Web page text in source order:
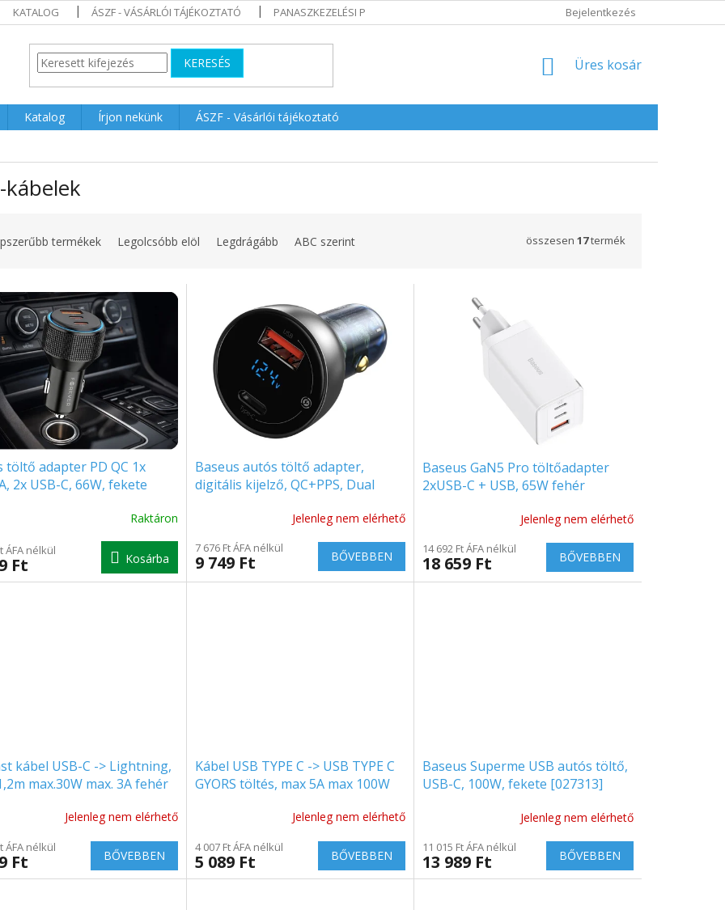
KATALOG ÁSZF - VÁSÁRLÓI TÁJÉKOZTATÓ PANASZKEZELÉSI POLITIKA Bejelentkezés
KERESÉS KOSÁR
Üres kosár
Katalog Írjon nekünk
ÁSZF - Vásárlói tájékoztató
kábelek
termékek Legolcsóbb elöl Legdrágább ABC szerint összesen 17termék
töltő adapter PD QC 1x
2x USB-C, 66W, fekete
Raktáron
ÁFA nélkül
Ft Kosárba
Baseus autós töltő adapter,
digitális kijelző, QC+PPS, Dual
Jelenleg nem elérhető
7 676 Ft ÁFA nélkül
9 749 Ft BŐVEBBEN
Baseus GaN5 Pro töltőadapter
2xUSB-C + USB, 65W fehér
Jelenleg nem elérhető
14 692 Ft ÁFA nélkül
18 659 Ft BŐVEBBEN
kábel USB-C -> Lightning,
max.30W max. 3A fehér
Jelenleg nem elérhető
ÁFA nélkül
Ft BŐVEBBEN
Kábel USB TYPE C -> USB TYPE C
GYORS töltés, max 5A max 100W
Jelenleg nem elérhető
4 007 Ft ÁFA nélkül
5 089 Ft BŐVEBBEN
Baseus Superme USB autós töltő,
USB-C, 100W, fekete [027313]
Jelenleg nem elérhető
11 015 Ft ÁFA nélkül
13 989 Ft BŐVEBBEN